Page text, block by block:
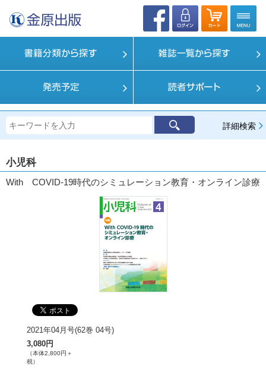
詳細検索
小児科
With COVID-19時代のシミュレーション教育・オンライン診療
2021年04月号(62巻 04号)
3,080円
（本体2,800円＋
税）